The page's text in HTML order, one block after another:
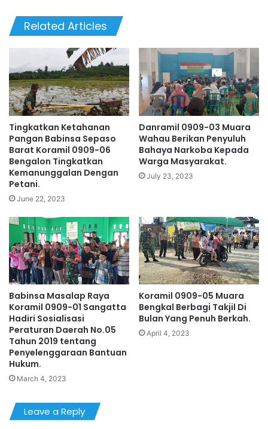
Related Articles
Tingkatkan Ketahanan
Pangan Babinsa Sepaso
Barat Koramil 0909-06
Bengalon Tingkatkan
Kemanunggalan Dengan
Petani.
June 22, 2023
Danramil 0909-03 Muara
Wahau Berikan Penyuluh
Bahaya Narkoba Kepada
Warga Masyarakat.
July 23, 2023
Babinsa Masalap Raya
Koramil 0909-01 Sangatta
Hadiri Sosialisasi
Peraturan Daerah No.05
Tahun 2019 tentang
Penyelenggaraan Bantuan
Hukum.
March 4, 2023
Koramil 0909-05 Muara
Bengkal Berbagi Takjil Di
Bulan Yang Penuh Berkah.
April 4, 2023
Leave a Reply